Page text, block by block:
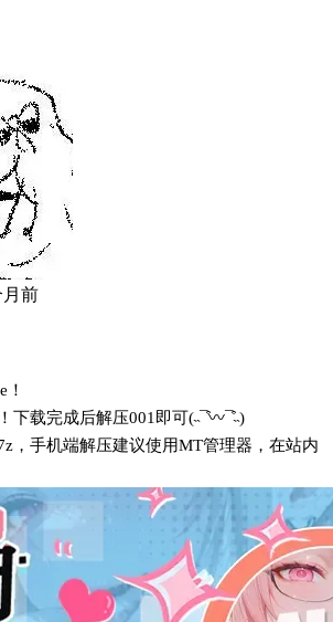
月前
下载完成后解压001即可(˵¯͒〰¯͒˵)
，手机端解压建议使用MT管理器，在站内